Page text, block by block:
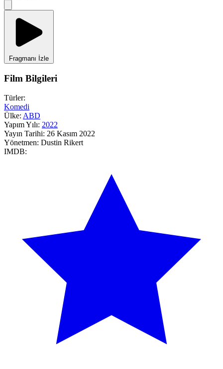
Fragmanı İzle
Film Bilgileri
Türler:
Komedi
Ülke: ABD
Yapım Yılı: 2022
Yayın Tarihi: 26 Kasım 2022
Yönetmen: Dustin Rikert
IMDB: